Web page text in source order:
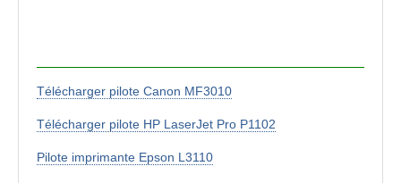
Télécharger pilote Canon MF3010
Télécharger pilote HP LaserJet Pro P1102
Pilote imprimante Epson L3110